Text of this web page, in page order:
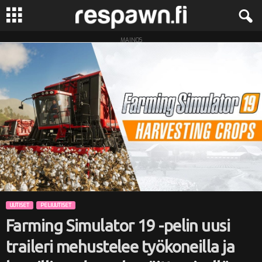
R
e
s
p
a
w
MAINOS
UUTISET PELIUUTISET
Farming Simulator 19 -pelin uusi
traileri mehustelee työkoneilla ja